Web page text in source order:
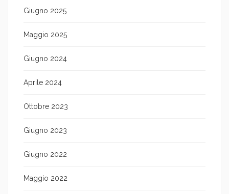
Giugno 2025
Maggio 2025
Giugno 2024
Aprile 2024
Ottobre 2023
Giugno 2023
Giugno 2022
Maggio 2022